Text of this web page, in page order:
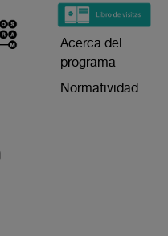
Acerca del
programa
Normatividad